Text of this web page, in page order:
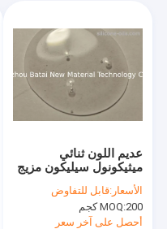
عديم اللون ثنائي
ميثيكونول سيليكون مزيج
مستحضرات التجميل
اللزوجة 4000 Cst
الأسعار:قابل للتفاوض
MOQ:200 كجم
أحصل على آخر سعر